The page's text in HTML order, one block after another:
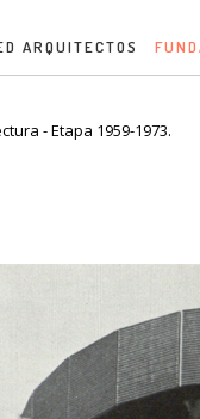
ARQUITECTOS
- Etapa 1959-1973.